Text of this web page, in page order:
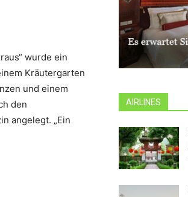
wurde ein
Kräutergarten
und einem
den
angelegt. „Ein
AIRLINES